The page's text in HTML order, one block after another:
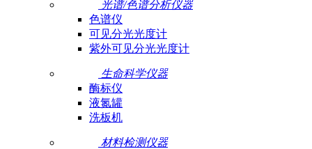
光谱/色谱分析仪器
色谱仪
可见分光光度计
紫外可见分光光度计
生命科学仪器
酶标仪
液氮罐
洗板机
材料检测仪器